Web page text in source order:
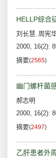
HELLP综合
刘长慧, 周宪
2000, 16(2):
摘要(2565)
幽门螺杆菌
郝志明
2000, 16(2):
摘要(2497)
乙肝患者外